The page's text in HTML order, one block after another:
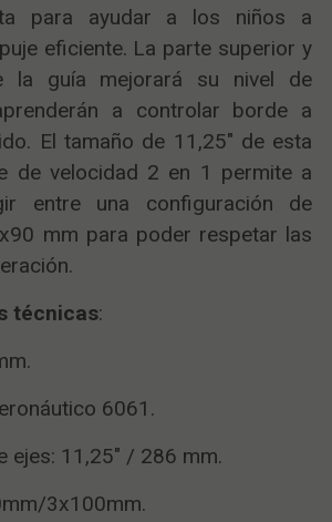
para ayudar a los niños a
eficiente. La parte superior y
la guía mejorará su nivel de
a controlar borde a
El tamaño de 11,25" de esta
de velocidad 2 en 1 permite a
entre una configuración de
mm para poder respetar las
técnicas:
6061.
ejes: 11,25" / 286 mm.
3x100mm.